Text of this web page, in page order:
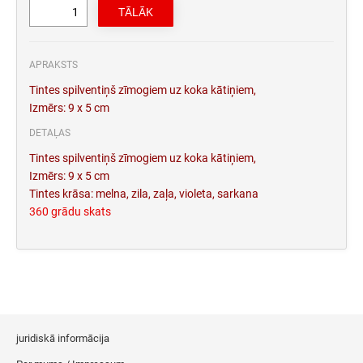
APRAKSTS
Tintes spilventiņš zīmogiem uz koka kātiņiem,
Izmērs: 9 x 5 cm
DETAĻAS
Tintes spilventiņš zīmogiem uz koka kātiņiem,
Izmērs: 9 x 5 cm
Tintes krāsa: melna, zila, zaļa, violeta, sarkana
360 grādu skats
juridiskā informācija